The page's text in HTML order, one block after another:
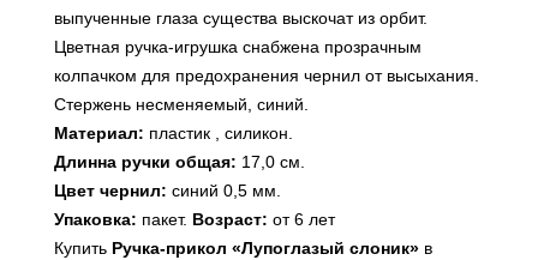
выпученные глаза существа выскочат из орбит.
Цветная ручка-игрушка снабжена прозрачным
колпачком для предохранения чернил от высыхания.
Стержень несменяемый, синий.
Материал: пластик , силикон.
Длинна ручки общая: 17,0 см.
Цвет чернил: синий 0,5 мм.
Упаковка: пакет. Возраст: от 6 лет
Купить Ручка-прикол «Лупоглазый слоник» в